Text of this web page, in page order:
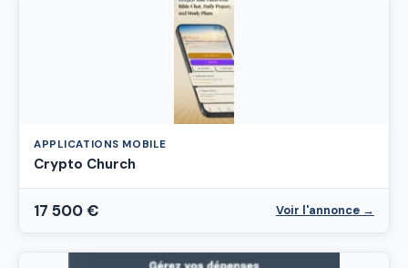
APPLICATIONS MOBILE
Crypto Church
17 500 € Voir l'annonce →